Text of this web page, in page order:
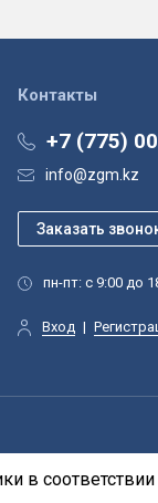
Контакты
+7 (775)
info@zgm.kz
пн-пт: с 9:00 до
Вход |
в соответствии